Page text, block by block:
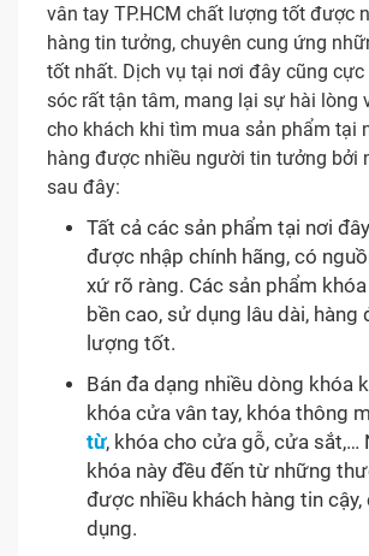
vân tay TP.HCM chất lượng tốt được
hàng tin tưởng, chuyên cung ứng
tốt nhất. Dịch vụ tại nơi đây cũng cực
sóc rất tận tâm, mang lại sự hài lòng
cho khách khi tìm mua sản phẩm tại
hàng được nhiều người tin tưởng bởi
sau đây:
Tất cả các sản phẩm tại nơi
được nhập chính hãng, có
xứ rõ ràng. Các sản phẩm
bền cao, sử dụng lâu dài, hàng
lượng tốt.
Bán đa dạng nhiều dòng khóa
khóa cửa vân tay, khóa thông
từ, khóa cho cửa gỗ, cửa sắt,…
khóa này đều đến từ những
được nhiều khách hàng tin
dụng.